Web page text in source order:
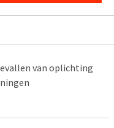
van oplichting